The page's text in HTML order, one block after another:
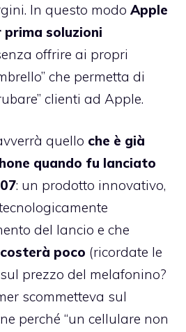
In questo modo Apple
soluzioni
offrire ai propri
che permetta di
clienti ad Apple.
quello che è già
quando fu lanciato
: un prodotto innovativo,
del lancio e che
poco (ricordate le
prezzo del melafonino?
scommetteva sul
perché “un cellulare non